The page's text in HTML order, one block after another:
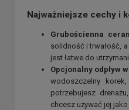
Najważniejsze cechy i
Grubościenna
solidność i trwałość,
jest łatwe do
Opcjonalny odpływ
wodoszczelny
potrzebujesz
chcesz używać jej jako